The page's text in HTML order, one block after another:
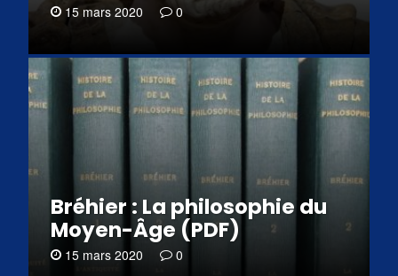
15 mars 2020 0
Bréhier : La philosophie du
Moyen-Âge (PDF)
15 mars 2020 0